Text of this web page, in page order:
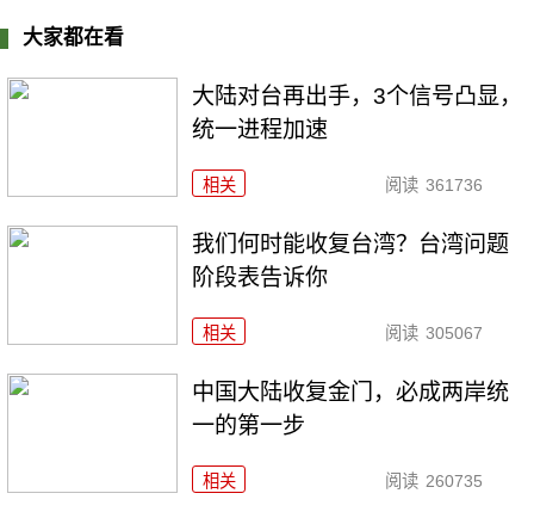
大家都在看
大陆对台再出手，3个信号凸显，
统一进程加速
相关 阅读 361736
我们何时能收复台湾？台湾问题
阶段表告诉你
相关 阅读 305067
中国大陆收复金门，必成两岸统
一的第一步
相关 阅读 260735